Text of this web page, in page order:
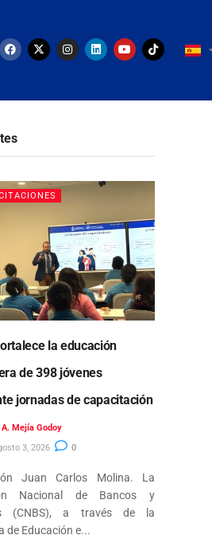
la educación
de 398 jóvenes
jornadas de capacitación
A. Mejía Godoy
3, 2026
0
Juan Carlos Molina. La
Nacional de Bancos y
(CNBS), a través de la
de Educación e...